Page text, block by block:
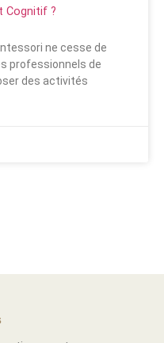
Cognitif ?
ne cesse de
professionnels de
des activités